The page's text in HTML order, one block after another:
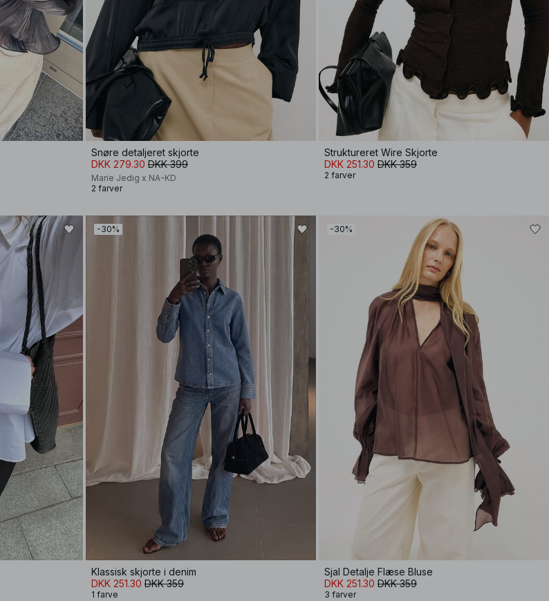
Snøre detaljeret skjorte
DKK 279.30 DKK 399
Marie Jedig x NA-KD
2 farver
Struktureret Wire Skjorte
DKK 251.30 DKK 359
2 farver
-30%
Klassisk skjorte i denim
DKK 251.30 DKK 359
1 farve
-30%
Sjal Detalje Flæse Bluse
DKK 251.30 DKK 359
3 farver